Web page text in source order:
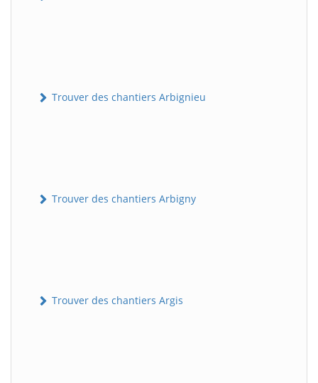
Trouver des chantiers Arbignieu
Trouver des chantiers Arbigny
Trouver des chantiers Argis